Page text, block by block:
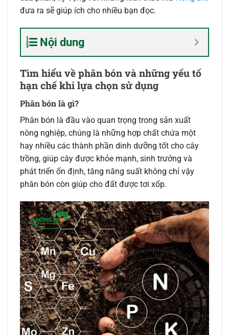
đưa ra sẽ giúp ích cho nhiều bạn đọc.
Nội dung
Tìm hiểu về phân bón và những yếu tố
hạn chế khi lựa chọn sử dụng
Phân bón là gì?
Phân bón là đầu vào quan trọng trong sản xuất
nông nghiệp, chúng là những hợp chất chứa một
hay nhiều các thành phần dinh dưỡng tốt cho cây
trồng, giúp cây được khỏe mạnh, sinh trưởng và
phát triển ổn định, tăng năng suất không chỉ vậy
phân bón còn giúp cho đất được tơi xốp.